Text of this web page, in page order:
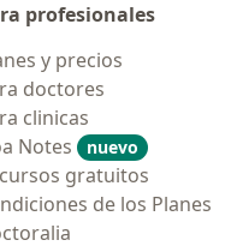
profesionales
y precios
doctores
clinicas
Notes
nuevo
gratuitos
de los Planes